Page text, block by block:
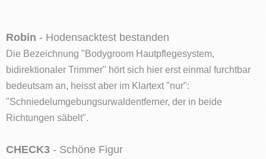
Robin - Hodensacktest bestanden
Die Bezeichnung "Bodygroom Hautpflegesystem,
bidirektionaler Trimmer" hört sich hier erst einmal furchtbar
bedeutsam an, heisst aber im Klartext "nur":
"Schniedelumgebungsurwaldentferner, der in beide
Richtungen säbelt".
CHECK3 - Schöne Figur